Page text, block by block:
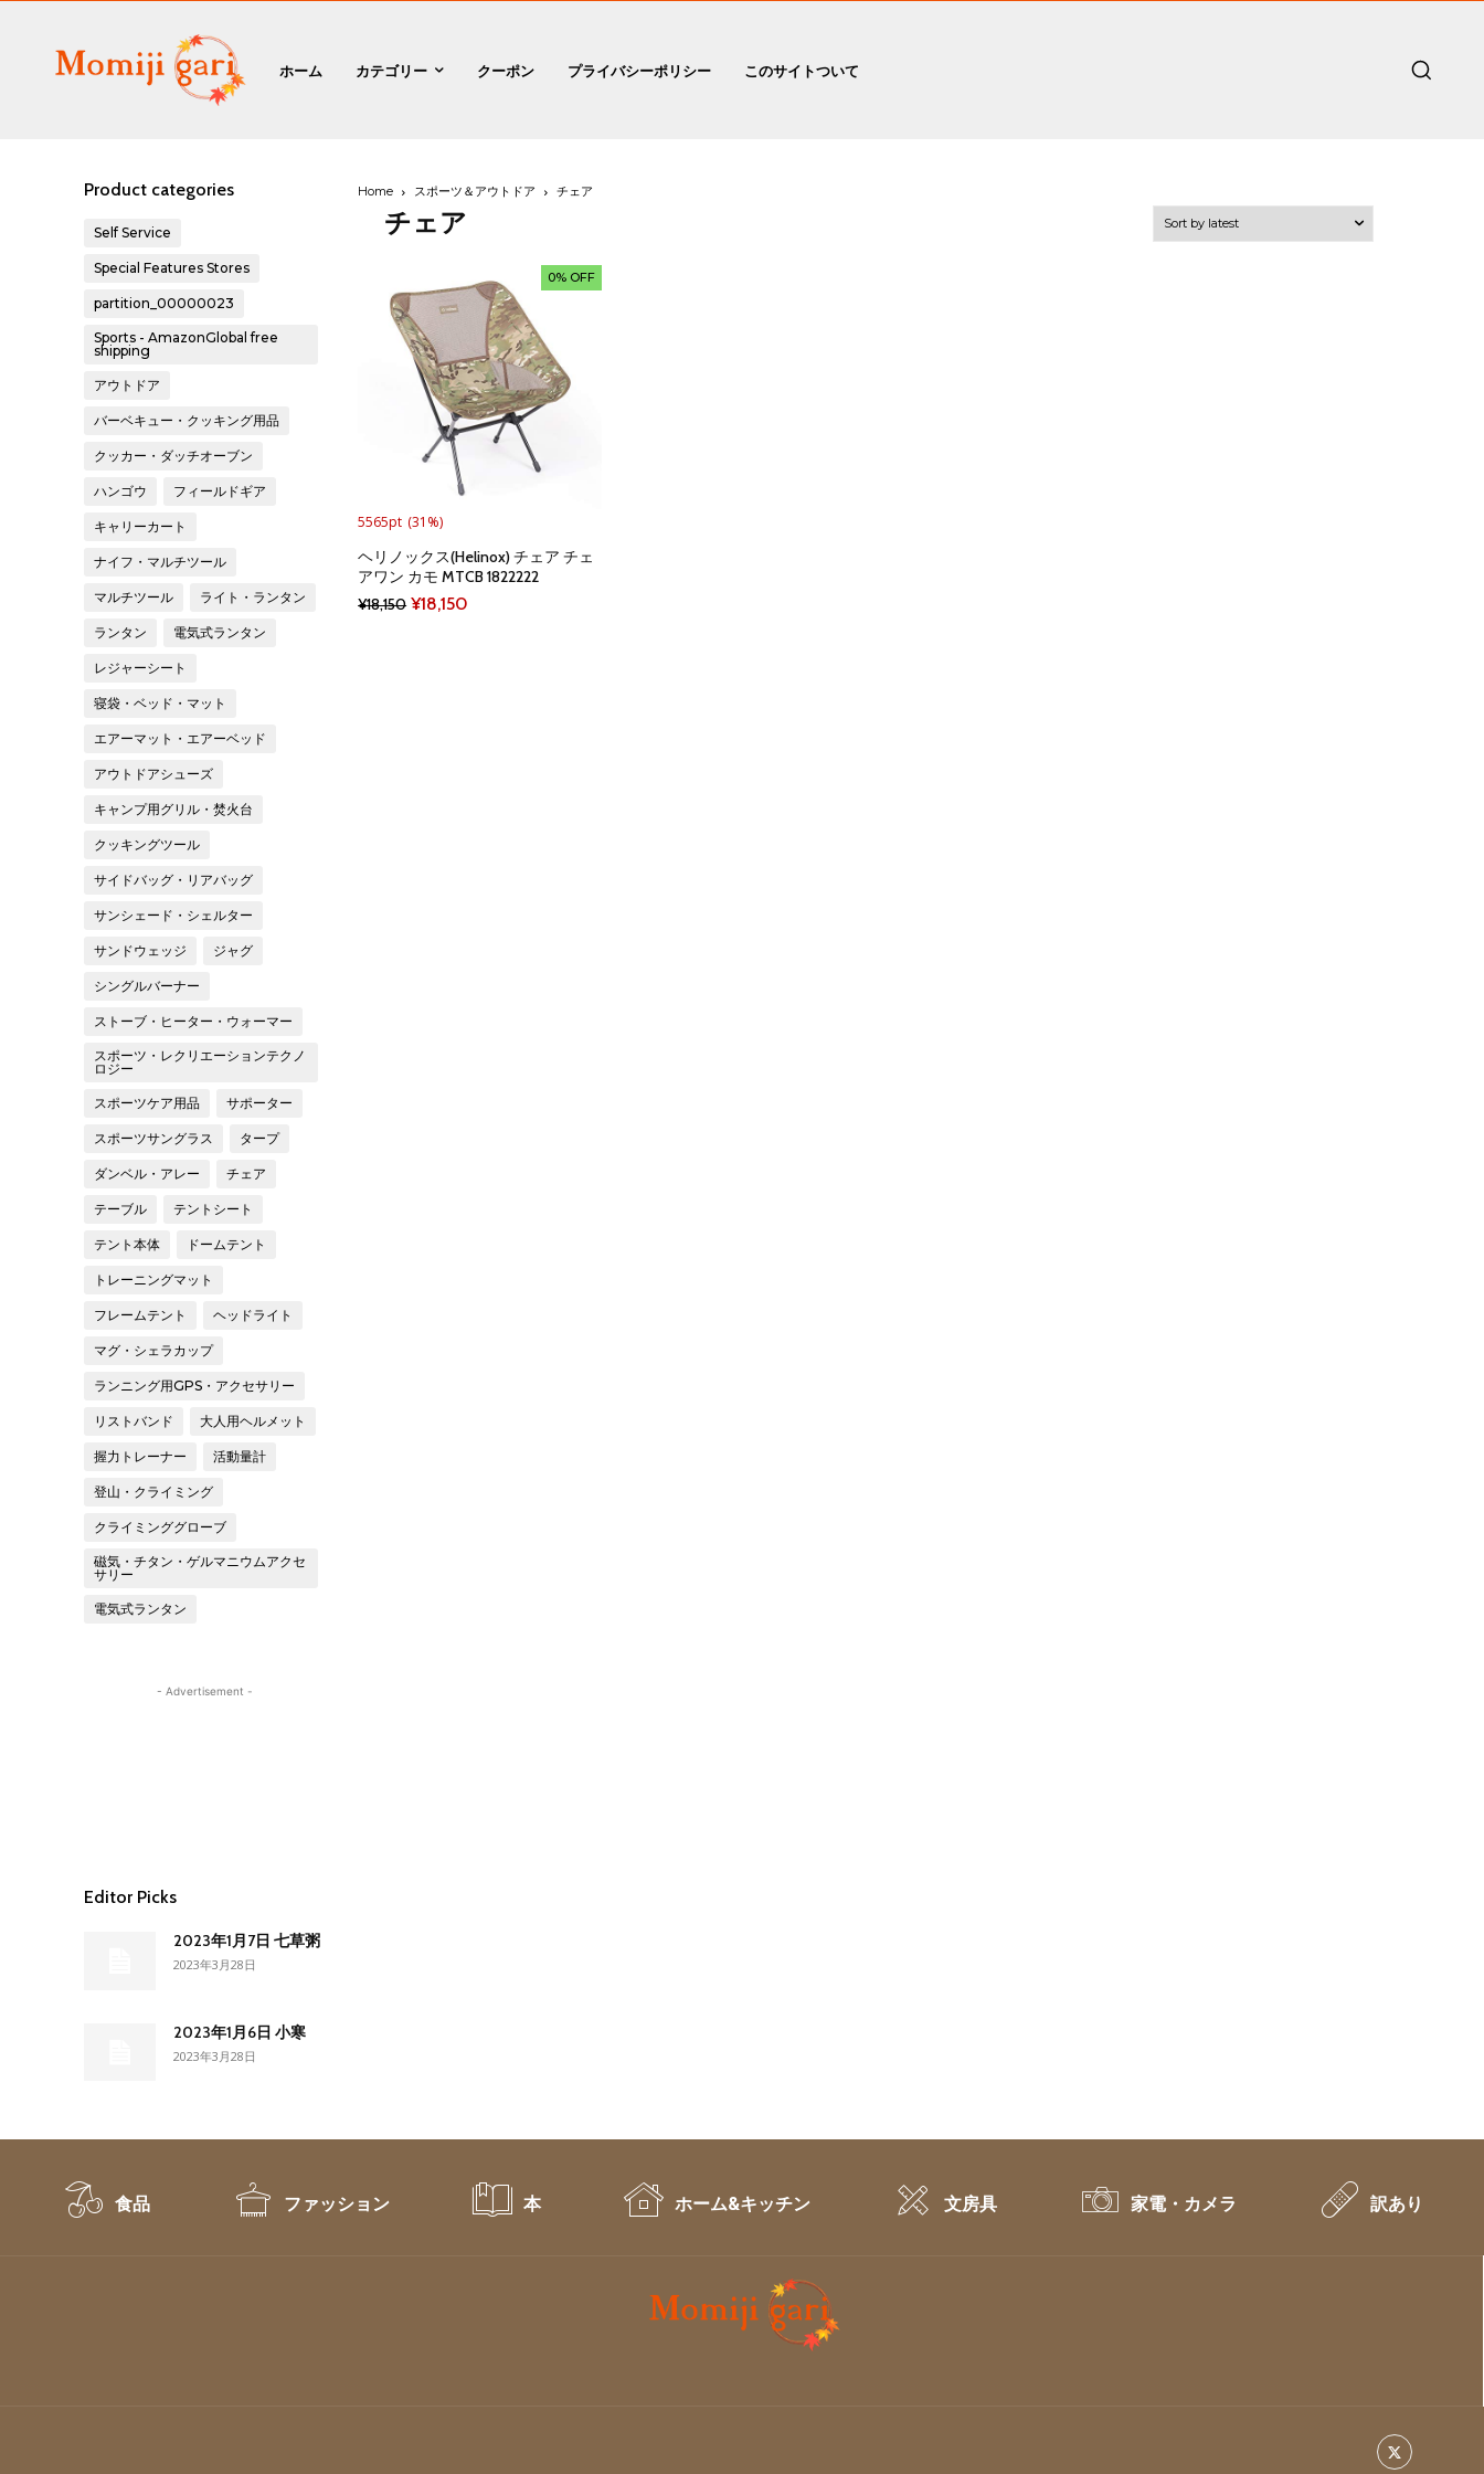
ホーム カテゴリー クーポン プライバシーポリシー このサイトついて
Product categories
Self Service
Special Features Stores
partition_00000023
Sports - AmazonGlobal free
shipping
アウトドア
バーベキュー・クッキング用品
クッカー・ダッチオーブン
ハンゴウ フィールドギア
キャリーカート
ナイフ・マルチツール
マルチツール ライト・ランタン
ランタン 電気式ランタン
レジャーシート
寝袋・ベッド・マット
エアーマット・エアーベッド
アウトドアシューズ
キャンプ用グリル・焚火台
クッキングツール
サイドバッグ・リアバッグ
サンシェード・シェルター
サンドウェッジ ジャグ
シングルバーナー
ストーブ・ヒーター・ウォーマー
スポーツ・レクリエーションテクノ
ロジー
スポーツケア用品 サポーター
スポーツサングラス タープ
ダンベル・アレー チェア
テーブル テントシート
テント本体 ドームテント
トレーニングマット
フレームテント ヘッドライト
マグ・シェラカップ
ランニング用GPS・アクセサリー
リストバンド 大人用ヘルメット
握力トレーナー 活動量計
登山・クライミング
クライミンググローブ
磁気・チタン・ゲルマニウムアクセ
サリー
電気式ランタン
- Advertisement -
Editor Picks
2023年1月7日 七草粥
2023年3月28日
2023年1月6日 小寒
2023年3月28日
Home スポーツ＆アウトドア チェア
チェア
0% OFF
5565pt (31%)
ヘリノックス(Helinox) チェア チェ
アワン カモ MTCB 1822222
¥18,150 Original
¥18,150
食品 ファッション 本 ホーム&キッチン 文房具 家電・カメラ 訳あり